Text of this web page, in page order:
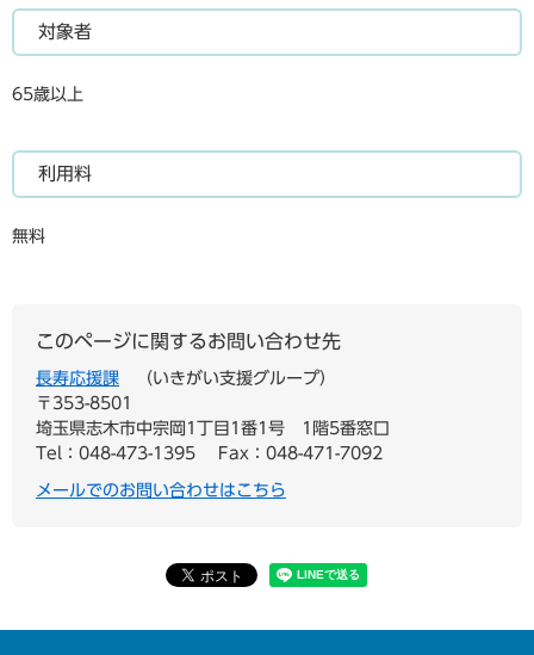
対象者
65歳以上
利用料
無料
このページに関するお問い合わせ先
長寿応援課
いきがい支援グループ
〒353-8501
埼玉県志木市中宗岡1丁目1番1号 1階5番窓口
Tel：048-473-1395
Fax：048-471-7092
メールでのお問い合わせはこちら